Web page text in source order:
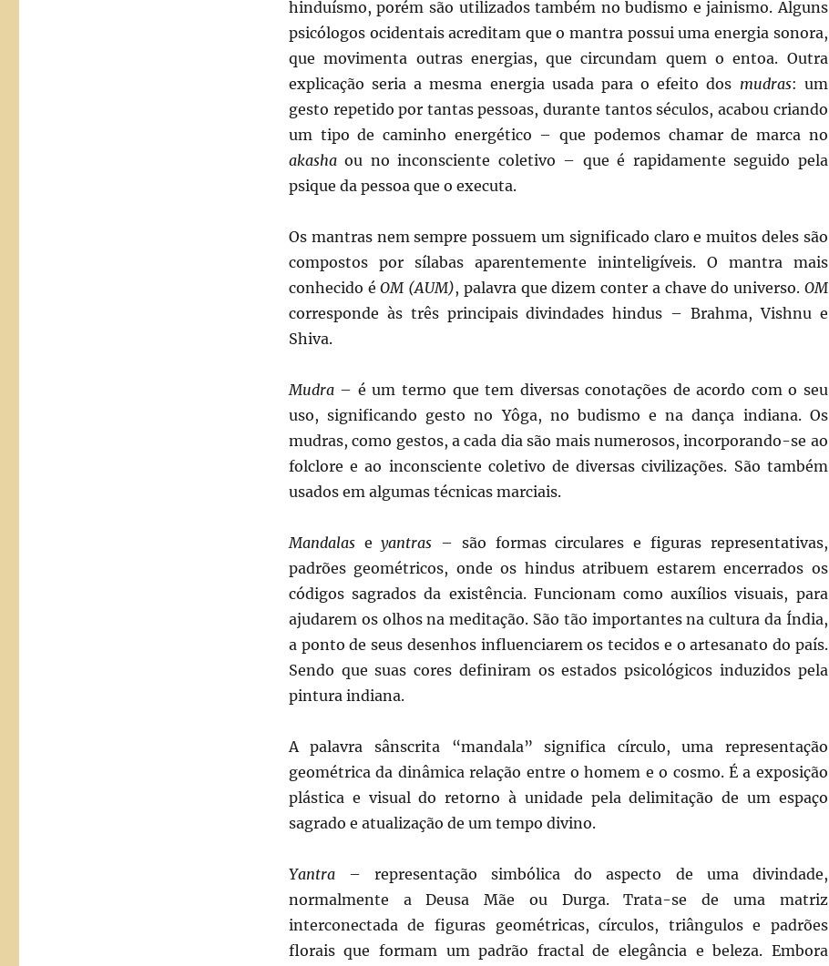
hinduísmo, porém são utilizados também no budismo e jainismo. Alguns
psicólogos ocidentais acreditam que o mantra possui uma energia sonora,
que movimenta outras energias, que circundam quem o entoa. Outra
explicação seria a mesma energia usada para o efeito dos mudras: um
gesto repetido por tantas pessoas, durante tantos séculos, acabou criando
um tipo de caminho energético – que podemos chamar de marca no
akashaou no inconsciente coletivo – que é rapidamente seguido pela
psique da pessoa que o executa.
Os mantras nem sempre possuem um significado claro e muitos deles são
compostos por sílabas aparentemente ininteligíveis. O mantra mais
conhecido éOM (AUM), palavra que dizem conter a chave do universo. OM
corresponde às três principais divindades hindus – Brahma, Vishnu e
Shiva.
Mudra– é um termo que tem diversas conotações de acordo com o seu
uso, significando gesto no Yôga, no budismo e na dança indiana. Os
mudras, como gestos, a cada dia são mais numerosos, incorporando-se ao
folclore e ao inconsciente coletivo de diversas civilizações. São também
usados em algumas técnicas marciais.
Mandalas e yantras – são formas circulares e figuras representativas,
padrões geométricos, onde os hindus atribuem estarem encerrados os
códigos sagrados da existência. Funcionam como auxílios visuais, para
ajudarem os olhos na meditação. São tão importantes na cultura da Índia,
a ponto de seus desenhos influenciarem os tecidos e o artesanato do país.
Sendo que suas cores definiram os estados psicológicos induzidos pela
pintura indiana.
A palavra sânscrita “mandala” significa círculo, uma representação
geométrica da dinâmica relação entre o homem e o cosmo. É a exposição
plástica e visual do retorno à unidade pela delimitação de um espaço
sagrado e atualização de um tempo divino.
Yantra – representação simbólica do aspecto de uma divindade,
normalmente a Deusa Mãe ou Durga. Trata-se de uma matriz
interconectada de figuras geométricas, círculos, triângulos e padrões
florais que formam um padrão fractal de elegância e beleza. Embora